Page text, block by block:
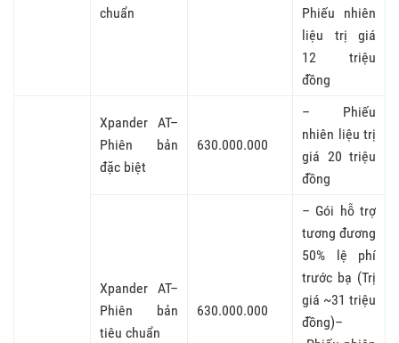
chuẩn
Phiếu nhiên
liệu trị giá
12 triệu
đồng
Xpander AT–
Phiên bản
đặc biệt
630.000.000
– Phiếu
nhiên liệu trị
giá 20 triệu
đồng
Xpander AT–
Phiên bản
tiêu chuẩn
630.000.000
– Gói hỗ trợ
tương đương
50% lệ phí
trước bạ (Trị
giá ~31 triệu
đồng)–